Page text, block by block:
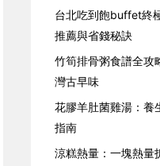
台北吃到飽buffet終
推薦與省錢秘訣
竹筍排骨粥食譜全攻
灣古早味
花膠羊肚菌雞湯：養
指南
涼糕熱量：一塊熱量